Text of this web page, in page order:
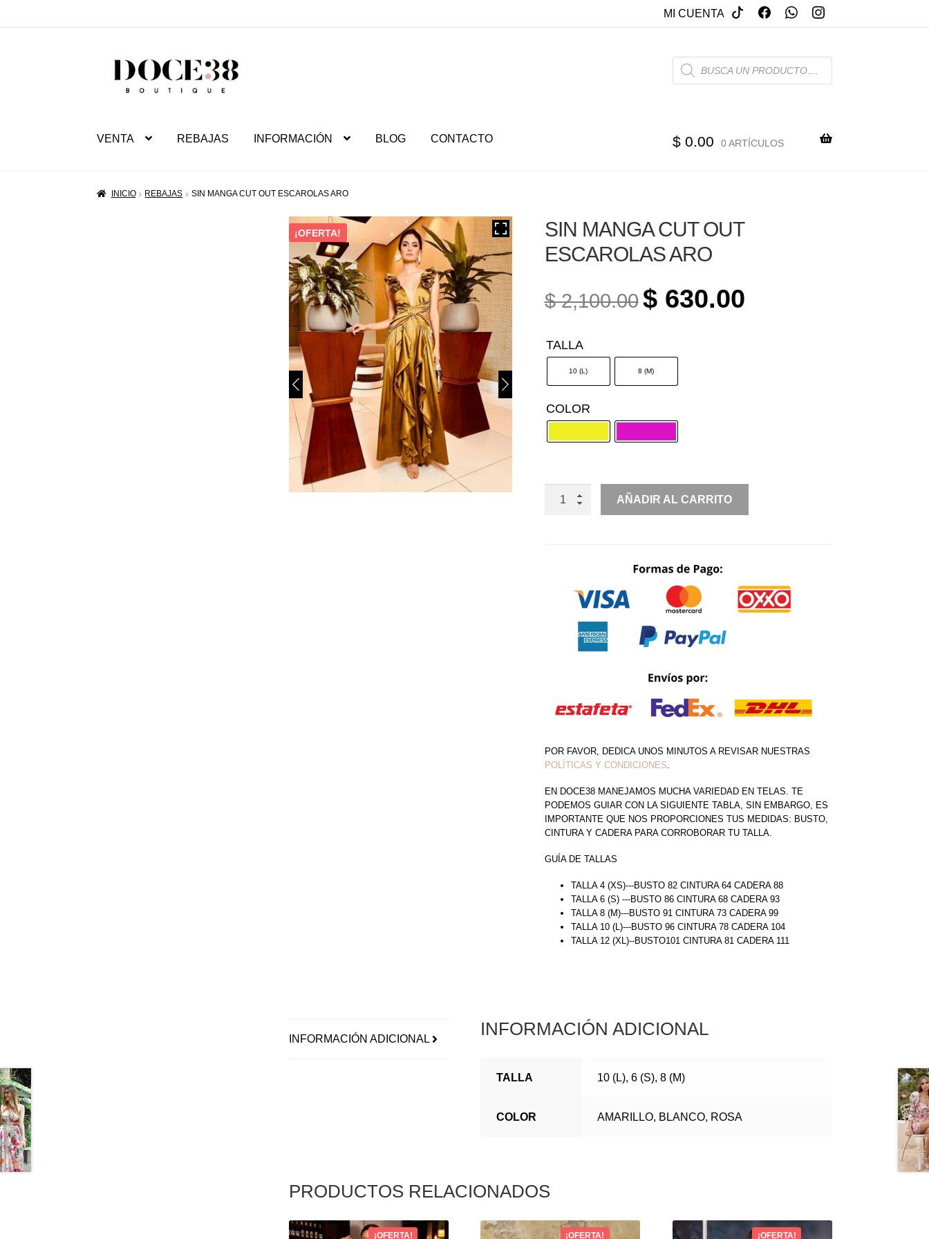
MI CUENTA
SALTAR
PRODUCTS
SEARCH
VENTA REBAJAS INFORMACIÓN BLOG CONTACTO $0.00 0 ARTÍCULOS
INICIO REBAJAS SIN MANGA CUT OUT ESCAROLAS ARO
¡OFERTA!
SIN MANGA CUT OUT
ESCAROLAS ARO
$2,100.00 ORIGINAL
PRICE
$ 2,100.00.
$630.00
TALLA
10 (L) 8 (M)
COLOR
SIN
CANTIDAD
AÑADIR AL CARRITO
POR FAVOR, DEDICA UNOS MINUTOS A REVISAR NUESTRAS
POLÍTICAS Y CONDICIONES
EN DOCE38 MANEJAMOS MUCHA VARIEDAD EN TELAS. TE
PODEMOS GUIAR CON LA SIGUIENTE TABLA, SIN EMBARGO, ES
IMPORTANTE QUE NOS PROPORCIONES TUS MEDIDAS: BUSTO,
CINTURA Y CADERA PARA CORROBORAR TU TALLA.
GUÍA DE TALLAS
TALLA 4 (XS)---BUSTO 82 CINTURA 64 CADERA 88
TALLA 6 (S) ---BUSTO 86 CINTURA 68 CADERA 93
TALLA 8 (M)---BUSTO 91 CINTURA 73 CADERA 99
TALLA 10 (L)---BUSTO 96 CINTURA 78 CADERA 104
TALLA 12 (XL)--BUSTO101 CINTURA 81 CADERA 111
INFORMACIÓN ADICIONAL
INFORMACIÓN ADICIONAL
TALLA 10 (L), 6 (S), 8 (M)
COLOR AMARILLO, BLANCO, ROSA
PRODUCTOS RELACIONADOS
¡OFERTA! ¡OFERTA! ¡OFERTA!